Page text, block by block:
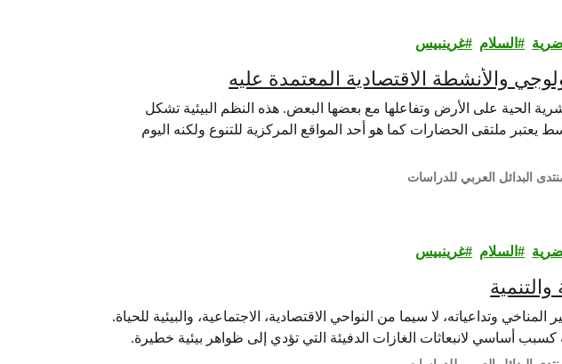
السلام غرينبيس‎
والأنشطة الاقتصادية المعتمدة عليه
الحية على الأرض وتفاعلها مع بعضها البعض. هذه النظم البيئية تشكل
يعتبر ملتقى الحضارات كما هو أحد المواقع المركزية للتنوع ولكنه اليوم
البدائل العربي للدراسات
السلام غرينبيس‎
وتداعياته، لا سيما من النواحي الاقتصادية، الاجتماعية، والبيئية للحياة.
كسبب أساسي لانبعاثات الغازات الدفيئة التي تؤدي إلى ظواهر بيئية خطيرة.